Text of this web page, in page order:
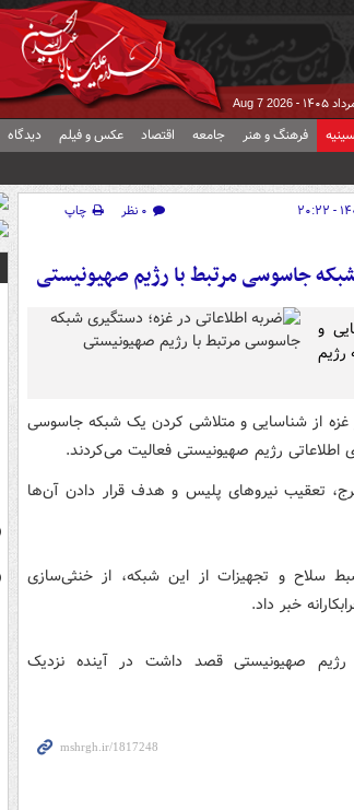
Aug 7 2026
فرهنگ و هنر جامعه اقتصاد عکس و فیلم دیدگاه
۰ نظر
چاپ
جاسوسی مرتبط با رژیم صهیونیستی
و
غزه از شناسایی و متلاشی کردن یک شبکه جاسوسی
رژیم صهیونیستی فعالیت می‌کردند.
تعقیب نیروهای پلیس و هدف قرار دادن آن‌ها
و تجهیزات از این شبکه، از خنثی‌سازی
خبر داد.
صهیونیستی قصد داشت در آینده نزدیک